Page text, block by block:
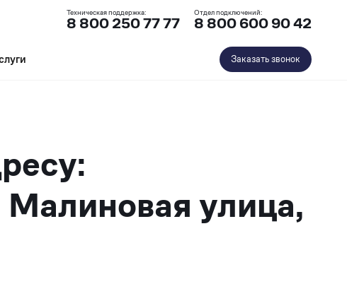
Техническая поддержка:
8 800 250 77 77
Отдел подключений:
8 800 600 90 42
Заказать звонок
улица,